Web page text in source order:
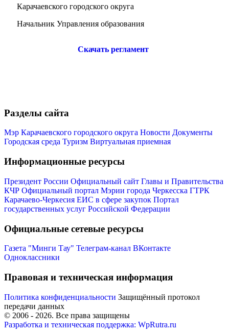
Карачаевского городского округа
Начальник Управления образования
Скачать регламент
Разделы сайта
Мэр Карачаевского городского округа Новости Документы
Городская среда Туризм Виртуальная приемная
Информационные ресурсы
Президент России Официальный сайт Главы и Правительства
КЧР Официальный портал Мэрии города Черкесска ГТРК
Карачаево-Черкесия ЕИС в сфере закупок Портал
государственных услуг Российской Федерации
Официальные сетевые ресурсы
Газета "Минги Тау" Телеграм-канал ВКонтакте
Одноклассники
Правовая и техническая информация
Политика конфиденциальности Защищённый протокол
передачи данных
© 2006 - 2026. Все права защищены
Разработка и техническая поддержка: WpRutra.ru
Туризм